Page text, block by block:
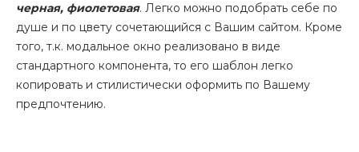
черная, фиолетовая. Легко можно подобрать себе по
душе и по цвету сочетающийся с Вашим сайтом. Кроме
того, т.к. модальное окно реализовано в виде
стандартного компонента, то его шаблон легко
копировать и стилистически оформить по Вашему
предпочтению.